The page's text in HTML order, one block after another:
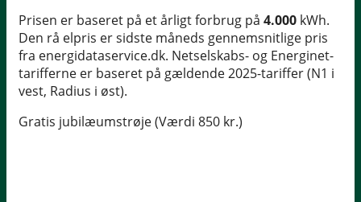
Prisen er baseret på et årligt forbrug på 4.000 kWh.
Den rå elpris er sidste måneds gennemsnitlige pris
fra energidataservice.dk. Netselskabs- og Energinet-
tarifferne er baseret på gældende 2025-tariffer (N1 i
vest, Radius i øst).
Gratis jubilæumstrøje (Værdi 850 kr.)